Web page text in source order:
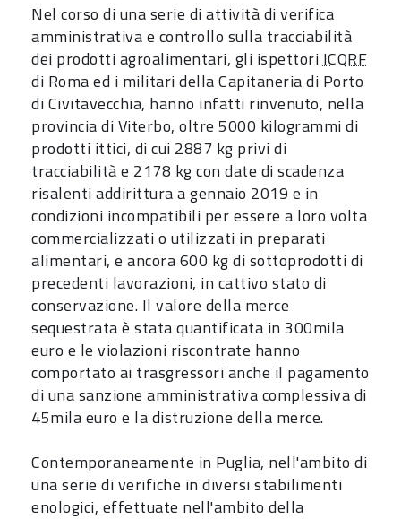
Nel corso di una serie di attività di verifica
amministrativa e controllo sulla tracciabilità
dei prodotti agroalimentari, gli ispettoriICQRF
di Roma ed i militari della Capitaneria di Porto
di Civitavecchia, hanno infatti rinvenuto, nella
provincia di Viterbo, oltre 5000 kilogrammi di
prodotti ittici, di cui 2887 kg privi di
tracciabilità e 2178 kg con date di scadenza
risalenti addirittura a gennaio 2019 e in
condizioni incompatibili per essere a loro volta
commercializzati o utilizzati in preparati
alimentari, e ancora 600 kg di sottoprodotti di
precedenti lavorazioni, in cattivo stato di
conservazione. Il valore della merce
sequestrata è stata quantificata in 300mila
euro e le violazioni riscontrate hanno
comportato ai trasgressori anche il pagamento
di una sanzione amministrativa complessiva di
45mila euro e la distruzione della merce.
Contemporaneamente in Puglia, nell'ambito di
una serie di verifiche in diversi stabilimenti
enologici, effettuate nell'ambito della